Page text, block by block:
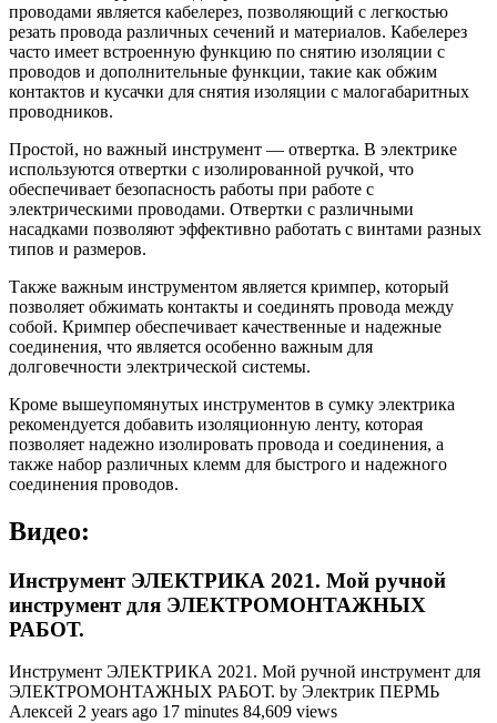
проводами является кабелерез, позволяющий с легкостью
резать провода различных сечений и материалов. Кабелерез
часто имеет встроенную функцию по снятию изоляции с
проводов и дополнительные функции, такие как обжим
контактов и кусачки для снятия изоляции с малогабаритных
проводников.
Простой, но важный инструмент — отвертка. В электрике
используются отвертки с изолированной ручкой, что
обеспечивает безопасность работы при работе с
электрическими проводами. Отвертки с различными
насадками позволяют эффективно работать с винтами разных
типов и размеров.
Также важным инструментом является кримпер, который
позволяет обжимать контакты и соединять провода между
собой. Кримпер обеспечивает качественные и надежные
соединения, что является особенно важным для
долговечности электрической системы.
Кроме вышеупомянутых инструментов в сумку электрика
рекомендуется добавить изоляционную ленту, которая
позволяет надежно изолировать провода и соединения, а
также набор различных клемм для быстрого и надежного
соединения проводов.
Видео:
Инструмент ЭЛЕКТРИКА 2021. Мой ручной
инструмент для ЭЛЕКТРОМОНТАЖНЫХ
РАБОТ.
Инструмент ЭЛЕКТРИКА 2021. Мой ручной инструмент для
ЭЛЕКТРОМОНТАЖНЫХ РАБОТ. by Электрик ПЕРМЬ
Алексей 2 years ago 17 minutes 84,609 views